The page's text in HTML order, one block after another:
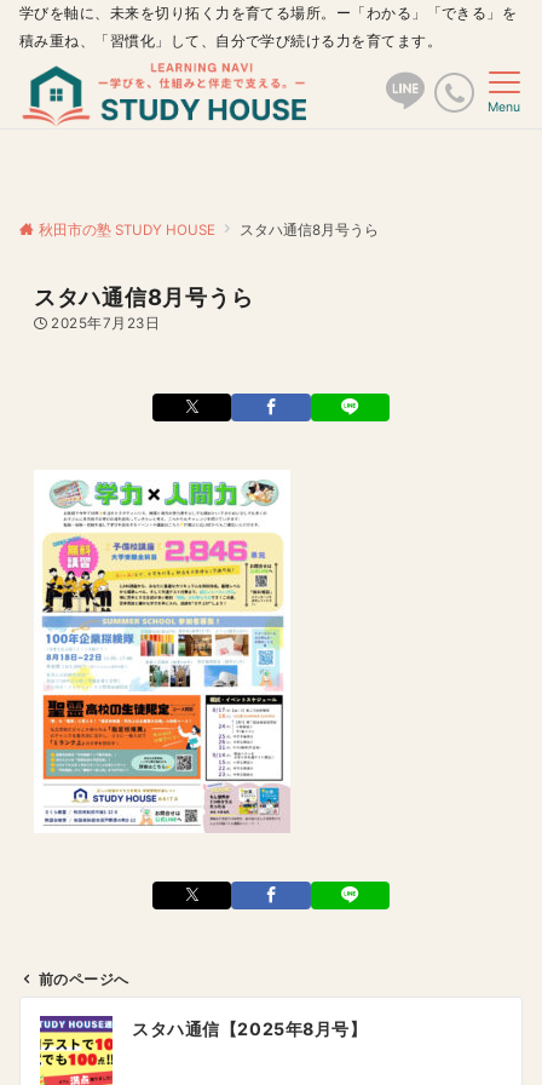
学びを軸に、未来を切り拓く力を育てる場所。ー「わかる」「できる」を
積み重ね、「習慣化」して、自分で学び続ける力を育てます。
Menu
秋田市の塾 STUDY HOUSE スタハ通信8月号うら
スタハ通信8月号うら
2025年7月23日
前のページへ
スタハ通信【2025年8月号】